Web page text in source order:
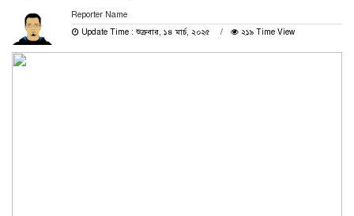
Reporter Name
Update Time : শুক্রবার, ১৪ মার্চ, ২০২৫
২১৯ Time View